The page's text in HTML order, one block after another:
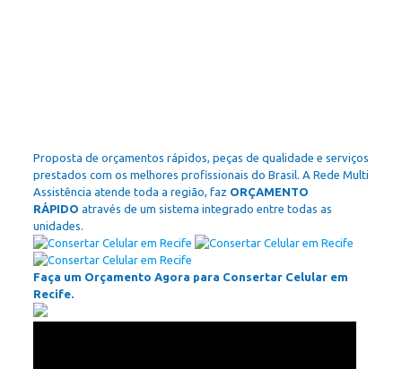
Proposta de orçamentos rápidos, peças de qualidade e serviços
prestados com os melhores profissionais do Brasil. A Rede Multi
Assistência atende toda a região, faz ORÇAMENTO
RÁPIDO através de um sistema integrado entre todas as
unidades.
Faça um Orçamento Agora para Consertar Celular em
Recife.